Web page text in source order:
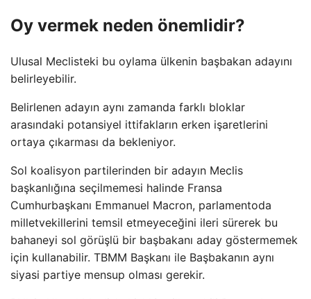
Oy vermek neden önemlidir?
Ulusal Meclisteki bu oylama ülkenin başbakan adayını
belirleyebilir.
Belirlenen adayın aynı zamanda farklı bloklar
arasındaki potansiyel ittifakların erken işaretlerini
ortaya çıkarması da bekleniyor.
Sol koalisyon partilerinden bir adayın Meclis
başkanlığına seçilmemesi halinde Fransa
Cumhurbaşkanı Emmanuel Macron, parlamentoda
milletvekillerini temsil etmeyeceğini ileri sürerek bu
bahaneyi sol görüşlü bir başbakanı aday göstermemek
için kullanabilir. TBMM Başkanı ile Başbakanın aynı
siyasi partiye mensup olması gerekir.